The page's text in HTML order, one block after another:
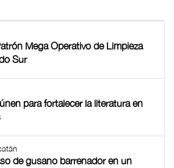
Mega Operativo de Limpieza
Sur
para fortalecer la literatura en
de gusano barrenador en un